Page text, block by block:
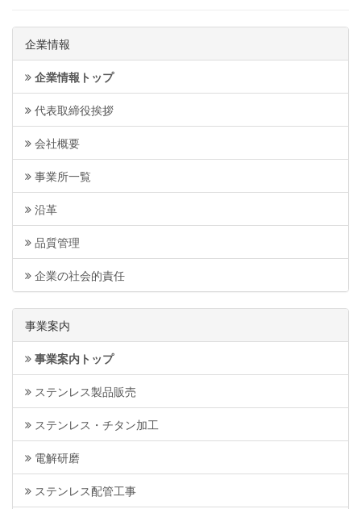
企業情報
企業情報トップ
代表取締役挨拶
会社概要
事業所一覧
沿革
品質管理
企業の社会的責任
事業案内
事業案内トップ
ステンレス製品販売
ステンレス・チタン加工
電解研磨
ステンレス配管工事